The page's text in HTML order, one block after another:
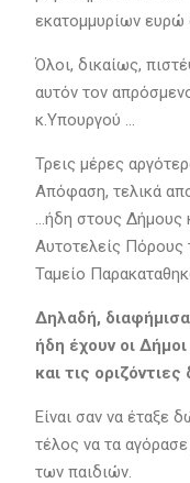
εκατομμυρίων
Όλοι, δικαίως,
αυτόν τον
κ.Υπουργού …
Τρεις μέρες
Απόφαση, τελικά
…ήδη στους Δήμους
Αυτοτελείς Πόρους
Ταμείο
Δηλαδή,
ήδη έχουν οι
και τις οριζόντιες
Είναι σαν να έταξε
τέλος να τα
των παιδιών.